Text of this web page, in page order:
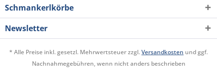
Schmankerlkörbe
Newsletter
* Alle Preise inkl. gesetzl. Mehrwertsteuer zzgl.Versandkosten und ggf.
Nachnahmegebühren, wenn nicht anders beschrieben